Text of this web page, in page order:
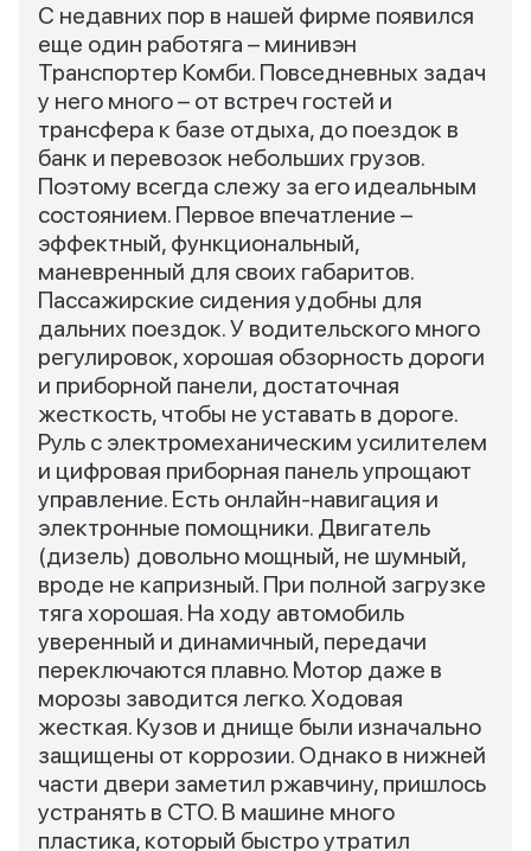
С недавних пор в нашей фирме появился
еще один работяга – минивэн
Транспортер Комби. Повседневных задач
у него много – от встреч гостей и
трансфера к базе отдыха, до поездок в
банк и перевозок небольших грузов.
Поэтому всегда слежу за его идеальным
состоянием. Первое впечатление –
эффектный, функциональный,
маневренный для своих габаритов.
Пассажирские сидения удобны для
дальних поездок. У водительского много
регулировок, хорошая обзорность дороги
и приборной панели, достаточная
жесткость, чтобы не уставать в дороге.
Руль с электромеханическим усилителем
и цифровая приборная панель упрощают
управление. Есть онлайн-навигация и
электронные помощники. Двигатель
(дизель) довольно мощный, не шумный,
вроде не капризный. При полной загрузке
тяга хорошая. На ходу автомобиль
уверенный и динамичный, передачи
переключаются плавно. Мотор даже в
морозы заводится легко. Ходовая
жесткая. Кузов и днище были изначально
защищены от коррозии. Однако в нижней
части двери заметил ржавчину, пришлось
устранять в СТО. В машине много
пластика, который быстро утратил